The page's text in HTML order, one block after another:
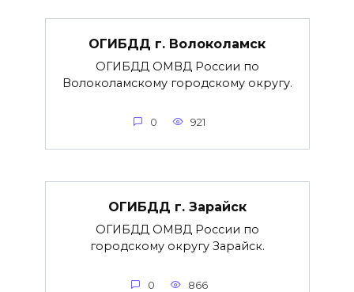
ОГИБДД г. Волоколамск
ОГИБДД ОМВД России по
Волоколамскому городскому округу.
0 921
ОГИБДД г. Зарайск
ОГИБДД ОМВД России по
городскому округу Зарайск.
0 866